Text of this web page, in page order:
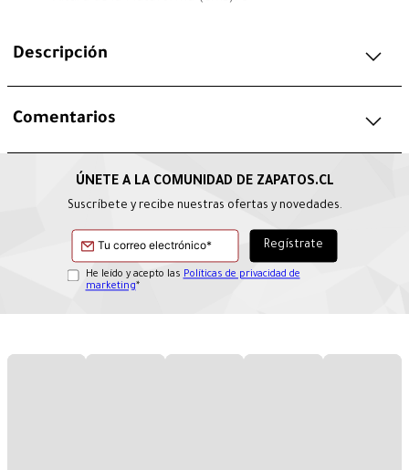
Descripción
Comentarios
Suscríbete y recibe nuestras ofertas y novedades.
He leído y acepto las Políticas de privacidad de
marketing*